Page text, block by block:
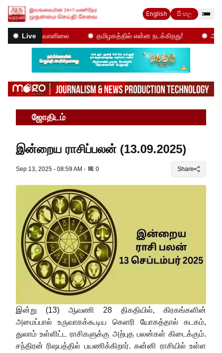
English සිංහල
Live
சீரற்ற வானிலை தமிழகத்தில் என்ன நடக்கிறது! அத
ஜோதிடம்
இன்றைய ராசிப்பலன் (13.09.2025)
Sep 13, 2025 - 08:59 AM - 0 Share
இன்று (13) ஆவணி 28 திகதியில், கிரகங்களின்
அமைப்பால் உருவாகக்கூடிய கெளரி யோகத்தால் கடகம்,
துலாம் உள்ளிட்ட ராசிகளுக்கு அற்புத பலன்கள் கிடைக்கும்.
சந்திரன் ரிஷபத்தில் பயணிக்கிறார். கன்னி ராசியில் உள்ள